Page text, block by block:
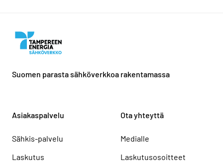
Suomen parasta sähköverkkoa rakentamassa
Asiakaspalvelu
Sähkis-palvelu
Laskutus
Ota yhteyttä
Medialle
Laskutusosoitteet